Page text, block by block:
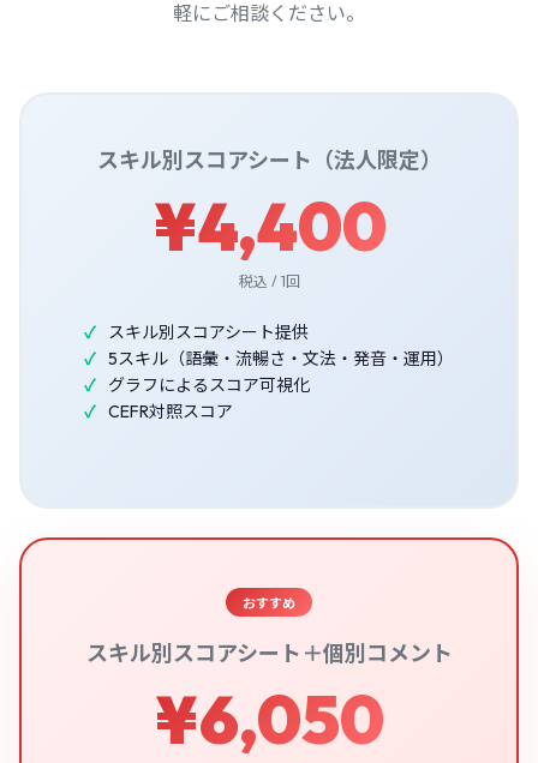
軽にご相談ください。
スキル別スコアシート（法人限定）
¥4,400
税込 / 1回
スキル別スコアシート提供
5スキル（語彙・流暢さ・文法・発音・運用）
グラフによるスコア可視化
CEFR対照スコア
おすすめ
スキル別スコアシート＋個別コメント
¥6,050